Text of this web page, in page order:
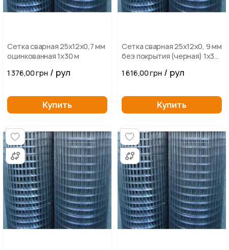
Сетка сварная 25х12х0,7 мм
оцинкованная 1х30 м
1 376,00 грн / рул
Купить
Сетка сварная 25х12х0, 9 мм
без покрытия (черная) 1х30
1 616,00 грн / рул
Купить